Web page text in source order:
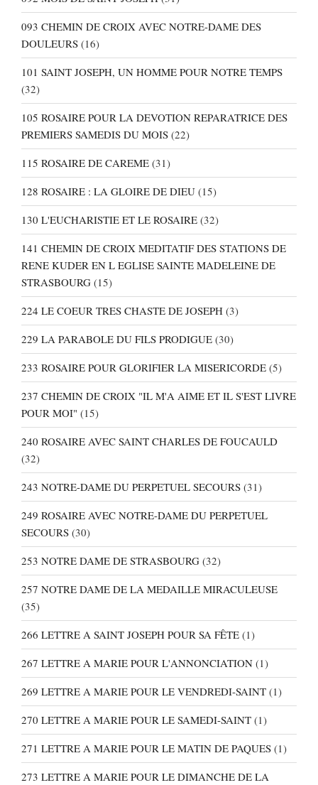
093 CHEMIN DE CROIX AVEC NOTRE-DAME DES
DOULEURS (16)
101 SAINT JOSEPH, UN HOMME POUR NOTRE TEMPS
(32)
105 ROSAIRE POUR LA DEVOTION REPARATRICE DES
PREMIERS SAMEDIS DU MOIS (22)
115 ROSAIRE DE CAREME (31)
128 ROSAIRE : LA GLOIRE DE DIEU (15)
130 L'EUCHARISTIE ET LE ROSAIRE (32)
141 CHEMIN DE CROIX MEDITATIF DES STATIONS DE
RENE KUDER EN L EGLISE SAINTE MADELEINE DE
STRASBOURG (15)
224 LE COEUR TRES CHASTE DE JOSEPH (3)
229 LA PARABOLE DU FILS PRODIGUE (30)
233 ROSAIRE POUR GLORIFIER LA MISERICORDE (5)
237 CHEMIN DE CROIX "IL M'A AIME ET IL S'EST LIVRE
POUR MOI" (15)
240 ROSAIRE AVEC SAINT CHARLES DE FOUCAULD
(32)
243 NOTRE-DAME DU PERPETUEL SECOURS (31)
249 ROSAIRE AVEC NOTRE-DAME DU PERPETUEL
SECOURS (30)
253 NOTRE DAME DE STRASBOURG (32)
257 NOTRE DAME DE LA MEDAILLE MIRACULEUSE
(35)
266 LETTRE A SAINT JOSEPH POUR SA FÊTE (1)
267 LETTRE A MARIE POUR L'ANNONCIATION (1)
269 LETTRE A MARIE POUR LE VENDREDI-SAINT (1)
270 LETTRE A MARIE POUR LE SAMEDI-SAINT (1)
271 LETTRE A MARIE POUR LE MATIN DE PAQUES (1)
273 LETTRE A MARIE POUR LE DIMANCHE DE LA